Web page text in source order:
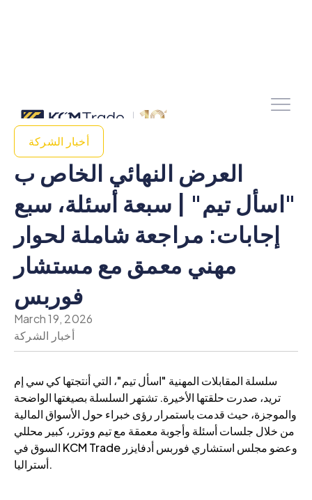
أخبار الشركة
العرض النهائي الخاص ب
"اسأل تيم" | سبعة أسئلة، سبع
إجابات: مراجعة شاملة لحوار
مهني معمق مع مستشار
فوربس
March 19, 2026
أخبار الشركة
سلسلة المقابلات المهنية "اسأل تيم"، التي أنتجتها كي سي إم
تريد، صدرت حلقتها الأخيرة. تشتهر السلسلة بصيغتها الواضحة
والموجزة، حيث قدمت باستمرار رؤى خبراء حول الأسواق المالية
من خلال جلسات أسئلة وأجوبة معمقة مع تيم ووترر، كبير محللي
السوق في KCM Trade وعضو مجلس استشاري فوربس أدفايزر
أستراليا.